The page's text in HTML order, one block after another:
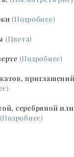
(Подробнее)
(Цвета)
(Подробнее)
серебряной или
(Подробнее)